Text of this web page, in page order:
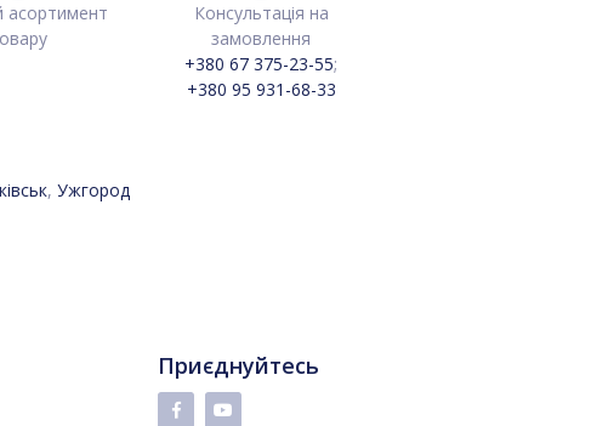
асортимент
Консультація на
замовлення
+380 67 375-23-55;
+380 95 931-68-33
, Ужгород
Приєднуйтесь